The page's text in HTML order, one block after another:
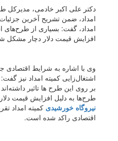
دکتر علی اکبر خادمی، مدیرکل
امداد، ضمن تشریح آخرین
امداد، گفت: بسیاری از طرح‌های
افزایش قیمت دلار دچار مشکل
وی با اشاره به شرایط اقتصادی
اشتغال‌زایی کمیته امداد نیز
بر روی این طرح ها تاثیر
طرح‌ها به دلیل افزایش قیمت
نیروگاه خورشیدی کمیته امداد
اقتصادی راکد شده است.